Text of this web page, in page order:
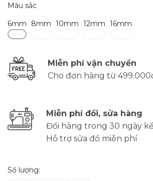
Màu sắc
6mm
8mm 10mm 12mm 16mm
Miễn phí vận chuyển
Cho đơn hàng từ
Miễn phí đổi, sửa hàng
Đổi hàng trong 30 ngày
Hỗ trợ sửa đồ miễn phí
Số lượng: